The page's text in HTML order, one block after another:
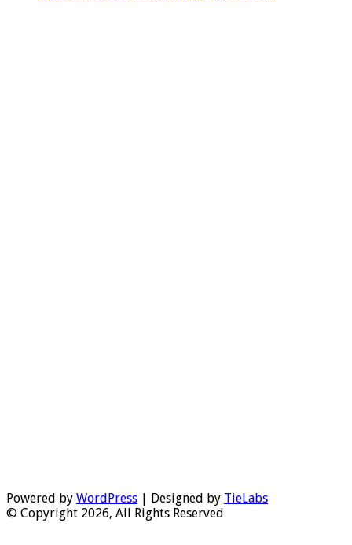
Powered by WordPress | Designed by TieLabs
© Copyright 2026, All Rights Reserved